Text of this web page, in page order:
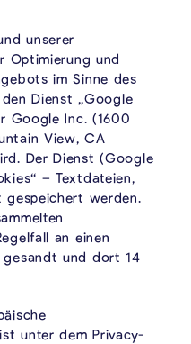
unserer
Optimierung und
im Sinne des
Dienst „Google
Google Inc. (1600
View, CA
Der Dienst (Google
– Textdateien,
gespeichert werden.
an einen
gesandt und dort 14
unter dem Privacy-